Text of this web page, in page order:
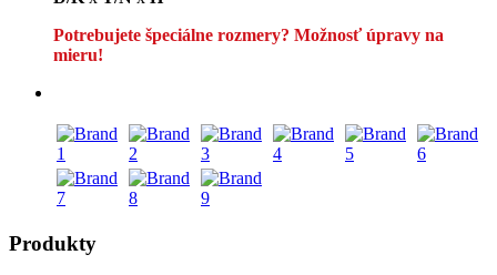
Potrebujete špeciálne rozmery? Možnosť úpravy na
mieru!
Produkty